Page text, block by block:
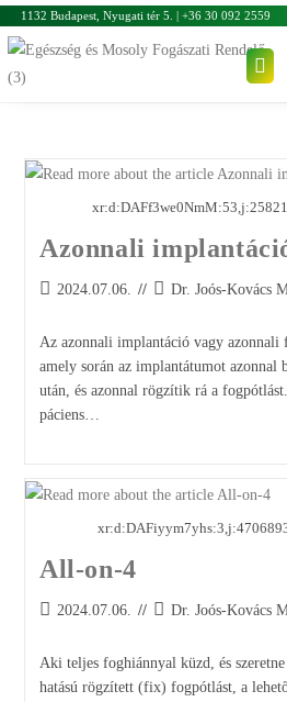
1132 Budapest, Nyugati tér 5. | +36 30 092 2559
Azonnali
2024.07.06. Dr. Joós-Kovács
Az azonnali implantáció vagy azonnali
amely során az implantátumot azonnal
után, és azonnal rögzítik rá a
páciens…
All-on-4
2024.07.06. Dr. Joós-Kovács
Aki teljes foghiánnyal küzd, és szeretne
hatású rögzített (fix) fogpótlást, a